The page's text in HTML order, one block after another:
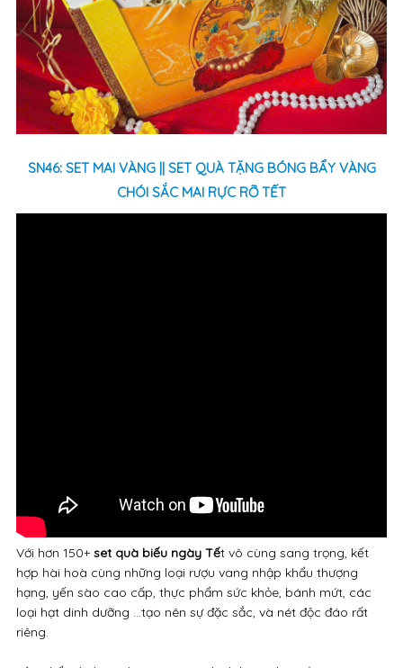
SN46: SET MAI VÀNG || SET QUÀ TẶNG BÓNG BẨY VÀNG
CHÓI SẮC MAI RỰC RỠ TẾT
Với hơn 150+set quà biếu ngày Tết vô cùng sang trọng, kết
hợp hài hoà cùng những loại rượu vang nhập khẩu thượng
hạng, yến sào cao cấp, thực phẩm sức khỏe, bánh mứt, các
loại hạt dinh dưỡng ...tạo nên sự đặc sắc, và nét độc đáo rất
riêng.